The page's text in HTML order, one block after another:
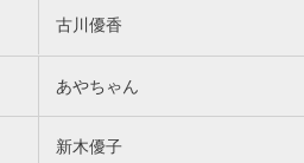
古川優香
あやちゃん
新木優子